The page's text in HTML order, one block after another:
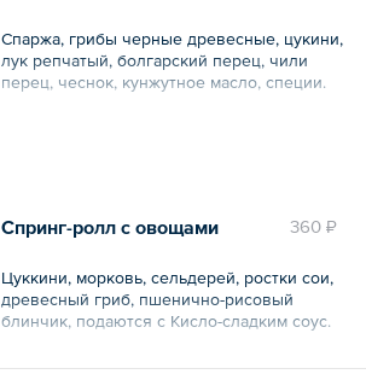
Спаржа, грибы черные древесные, цукини,
лук репчатый, болгарский перец, чили
перец, чеснок, кунжутное масло, специи.
360 ₽
Спринг-ролл с овощами
Цуккини, морковь, сельдерей, ростки сои,
древесный гриб, пшенично-рисовый
блинчик, подаются с Кисло-сладким соус.
3 шт.